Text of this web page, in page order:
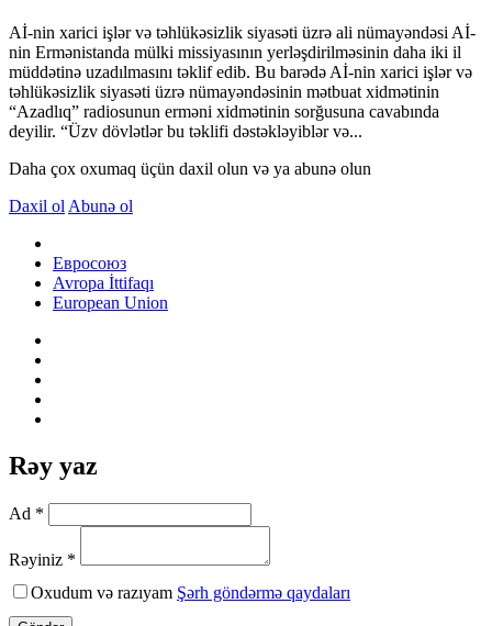
Aİ-nin xarici işlər və təhlükəsizlik siyasəti üzrə ali nümayəndəsi Aİ-
nin Ermənistanda mülki missiyasının yerləşdirilməsinin daha iki il
müddətinə uzadılmasını təklif edib. Bu barədə Aİ-nin xarici işlər və
təhlükəsizlik siyasəti üzrə nümayəndəsinin mətbuat xidmətinin
“Azadlıq” radiosunun erməni xidmətinin sorğusuna cavabında
deyilir. “Üzv dövlətlər bu təklifi dəstəkləyiblər və...
Daha çox oxumaq üçün daxil olun və ya abunə olun
Daxil ol Abunə ol
Евросоюз
Avropa İttifaqı
European Union
Rəy yaz
Ad *
Rəyiniz *
Oxudum və razıyam Şərh göndərmə qaydaları